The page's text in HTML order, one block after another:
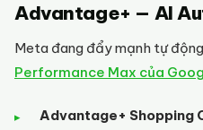
Advantage+ — AI
Meta đang đẩy mạnh tự
Performance Max của
Advantage+ Shopping